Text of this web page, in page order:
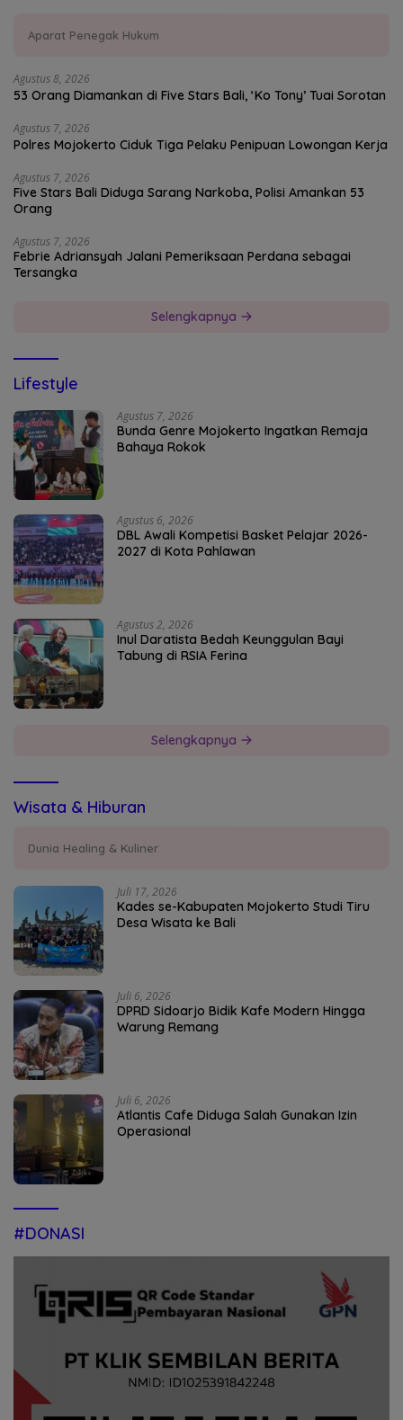
Aparat Penegak Hukum
Agustus 8, 2026
53 Orang Diamankan di Five Stars Bali, ‘Ko Tony’ Tuai Sorotan
Agustus 7, 2026
Polres Mojokerto Ciduk Tiga Pelaku Penipuan Lowongan Kerja
Agustus 7, 2026
Five Stars Bali Diduga Sarang Narkoba, Polisi Amankan 53
Orang
Agustus 7, 2026
Febrie Adriansyah Jalani Pemeriksaan Perdana sebagai
Tersangka
Selengkapnya
Lifestyle
Agustus 7, 2026
Bunda Genre Mojokerto Ingatkan Remaja
Bahaya Rokok
Agustus 6, 2026
DBL Awali Kompetisi Basket Pelajar 2026-
2027 di Kota Pahlawan
Agustus 2, 2026
Inul Daratista Bedah Keunggulan Bayi
Tabung di RSIA Ferina
Selengkapnya
Wisata & Hiburan
Dunia Healing & Kuliner
Juli 17, 2026
Kades se-Kabupaten Mojokerto Studi Tiru
Desa Wisata ke Bali
Juli 6, 2026
DPRD Sidoarjo Bidik Kafe Modern Hingga
Warung Remang
Juli 6, 2026
Atlantis Cafe Diduga Salah Gunakan Izin
Operasional
#DONASI